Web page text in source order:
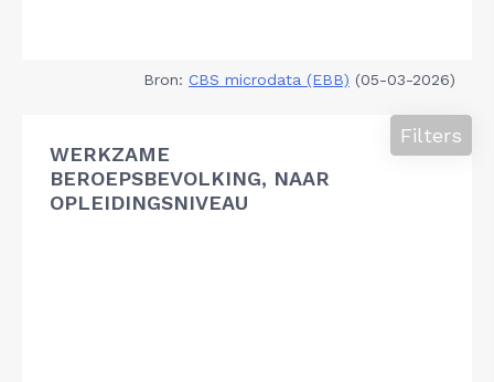
Bron: CBS microdata (EBB) (05-03-2026)
WERKZAME
BEROEPSBEVOLKING, NAAR
OPLEIDINGSNIVEAU
Filters